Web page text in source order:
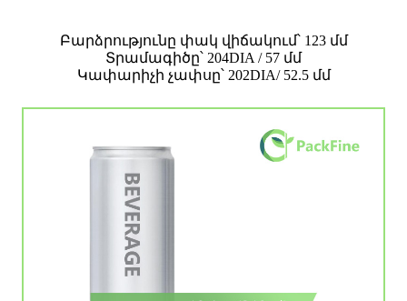
Բարձրությունը փակ վիճակում՝ 123 մմ
Տրամագիծը՝ 204DIA / 57 մմ
Կափարիչի չափսը՝ 202DIA/ 52.5 մմ